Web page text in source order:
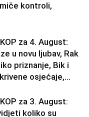
kontroli,
za 4. August:
u novu ljubav, Rak
priznanje, Bik i
osjećaje,...
za 3. August:
koliko su